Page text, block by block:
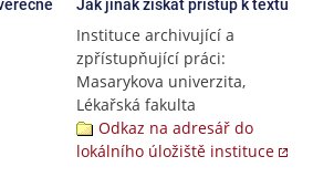
Jak jinak získat přístup k textu
Instituce archivující a
zpřístupňující práci:
Masarykova univerzita,
Lékařská fakulta
Odkaz na adresář do
lokálního úložiště instituce